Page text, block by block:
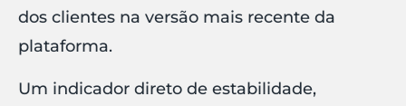
dos clientes na versão mais recente da
plataforma.
Um indicador direto de estabilidade,